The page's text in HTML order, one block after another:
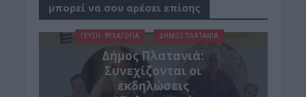
μπορεί να σου αρέσει επίσης
ΓΕΎΣΗ - ΨΥΧΑΓΩΓΊΑ ΔΉΜΟΣ ΠΛΑΤΑΝΙΆ
Δήμος Πλατανιά:
Συνεχίζονται οι
εκδηλώσεις